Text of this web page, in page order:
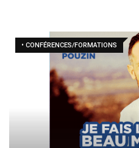
• CONFÉRENCES/FORMATIONS